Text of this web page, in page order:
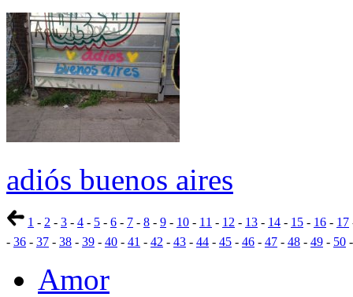
adiós buenos aires
1 - 2 - 3 - 4 - 5 - 6 - 7 - 8 - 9 - 10 - 11 - 12 - 13 - 14 - 15 - 16 - 17
- 36 - 37 - 38 - 39 - 40 - 41 - 42 - 43 - 44 - 45 - 46 - 47 - 48 - 49 - 50
Amor